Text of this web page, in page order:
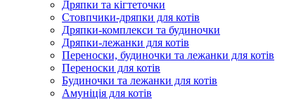
Дряпки та кігтеточки
Стовпчики-дряпки для котів
Дряпки-комплекси та будиночки
Дряпки-лежанки для котів
Переноски, будиночки та лежанки для котів
Переноски для котів
Будиночки та лежанки для котів
Амуніція для котів